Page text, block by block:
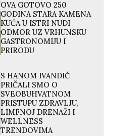
OVA GOTOVO 250
GODINA STARA KAMENA
KUĆA U ISTRI NUDI
ODMOR UZ VRHUNSKU
GASTRONOMIJU I
PRIRODU
S HANOM IVANDIĆ
PRIČALI SMO O
SVEOBUHVATNOM
PRISTUPU ZDRAVLJU,
LIMFNOJ DRENAŽI I
WELLNESS
TRENDOVIMA